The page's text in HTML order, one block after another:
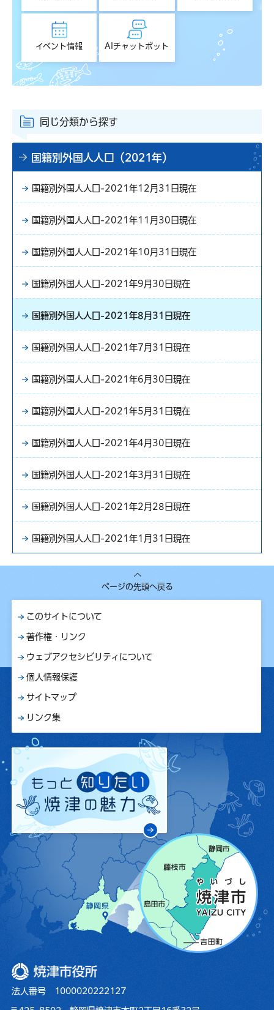
イベント情報 AIチャットボット
同じ分類から探す
国籍別外国人人口（2021年）
国籍別外国人人口-2021年12月31日現在
国籍別外国人人口-2021年11月30日現在
国籍別外国人人口-2021年10月31日現在
国籍別外国人人口-2021年9月30日現在
国籍別外国人人口-2021年8月31日現在
国籍別外国人人口-2021年7月31日現在
国籍別外国人人口-2021年6月30日現在
国籍別外国人人口-2021年5月31日現在
国籍別外国人人口-2021年4月30日現在
国籍別外国人人口-2021年3月31日現在
国籍別外国人人口-2021年2月28日現在
国籍別外国人人口-2021年1月31日現在
ページの先頭へ戻る
このサイトについて
著作権・リンク
ウェブアクセシビリティについて
個人情報保護
サイトマップ
リンク集
焼津市役所
法人番号 1000020222127